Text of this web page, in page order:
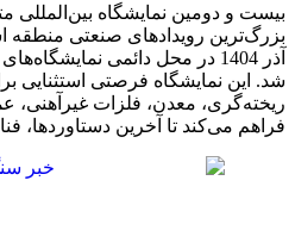
بیست و دومین نمایشگاه بین‌المللی
آذر 1404 در محل دائمی
شد. این نمایشگاه فرصتی استثنایی
ریخته‌گری، معدن، فلزات غیرآهنی،
فراهم می‌کند تا آخرین دستاوردها،